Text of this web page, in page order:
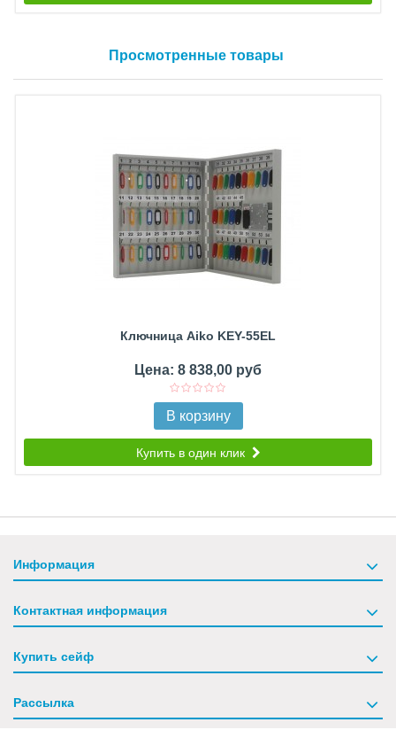
Просмотренные товары
Ключница Aiko KEY-55EL
Цена: 8 838,00 руб
В корзину
Купить в один клик
Информация
Контактная информация
Купить сейф
Рассылка